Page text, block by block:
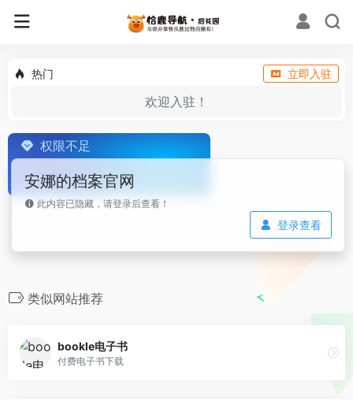
热门 立即入驻
欢迎入驻！
权限不足
安娜的档案官网
此内容已隐藏，请登录后查看！
登录查看
类似网站推荐
bookle电子书
付费电子书下载